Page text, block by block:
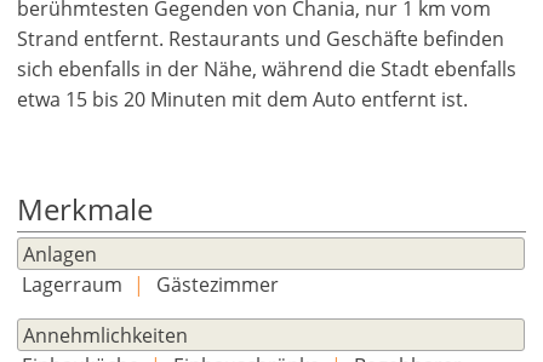
berühmtesten Gegenden von Chania, nur 1 km vom
Strand entfernt. Restaurants und Geschäfte befinden
sich ebenfalls in der Nähe, während die Stadt ebenfalls
etwa 15 bis 20 Minuten mit dem Auto entfernt ist.
Merkmale
Anlagen
Lagerraum |
Gästezimmer
Annehmlichkeiten